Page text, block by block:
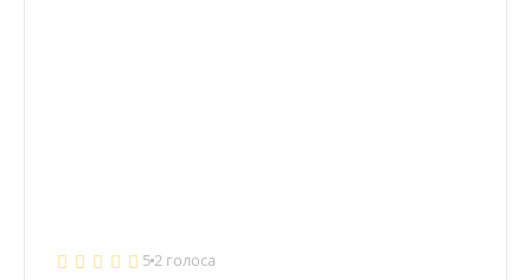
52 голоса